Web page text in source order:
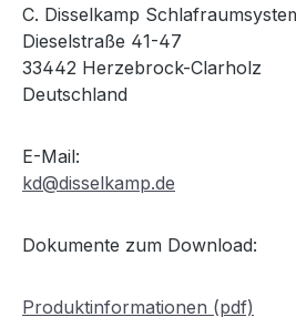
C. Disselkamp
Dieselstraße 41-47
33442 Herzebrock-Clarholz
Deutschland
E-Mail:
kd@disselkamp.de
Dokumente zum Download:
Produktinformationen (pdf)